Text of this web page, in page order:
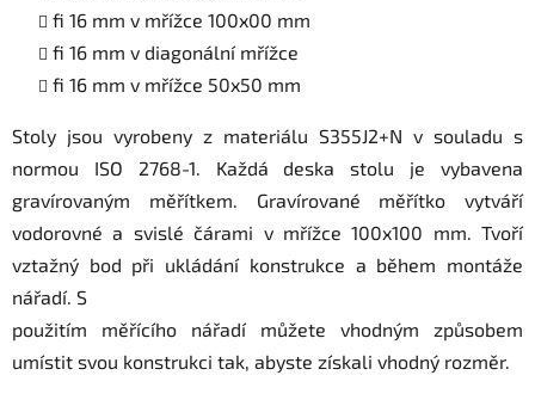
fi 16 mm v mřížce 100x00 mm
fi 16 mm v diagonální mřížce
fi 16 mm v mřížce 50x50 mm
Stoly jsou vyrobeny z materiálu S355J2+N v souladu s
normou ISO 2768-1. Každá deska stolu je vybavena
gravírovaným měřítkem. Gravírované měřítko vytváří
vodorovné a svislé čárami v mřížce 100x100 mm. Tvoří
vztažný bod při ukládání konstrukce a během montáže
nářadí. S
použitím měřícího nářadí můžete vhodným způsobem
umístit svou konstrukci tak, abyste získali vhodný rozměr.